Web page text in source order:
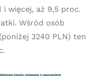
i więcej, aż 9,5 proc.
Wśród osób
3240 PLN) ten